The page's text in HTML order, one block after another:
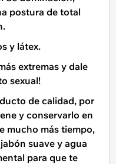
postura de total
y látex.
extremas y dale
sexual!
de calidad, por
y conservarlo en
mucho más tiempo,
suave y agua
para que te